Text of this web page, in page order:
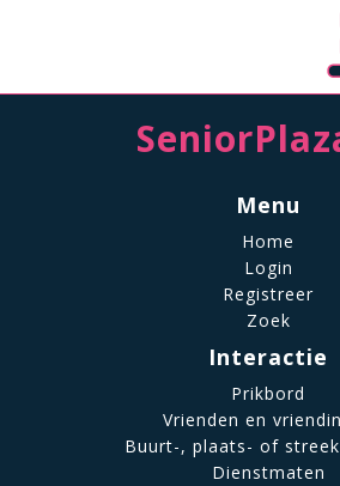
Menu
Home
Login
Registreer
Zoek
Interactie
Prikbord
Vrienden en
Buurt-, plaats- of
Dienstmaten